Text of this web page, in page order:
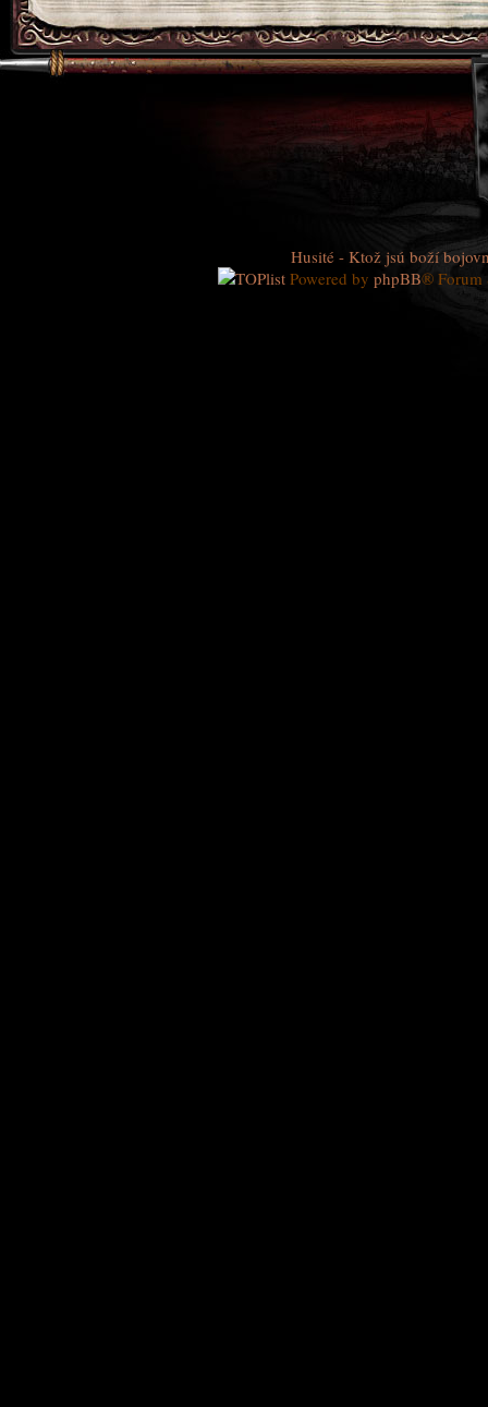
Husité - Ktož jsú boží
Powered by phpBB® Forum